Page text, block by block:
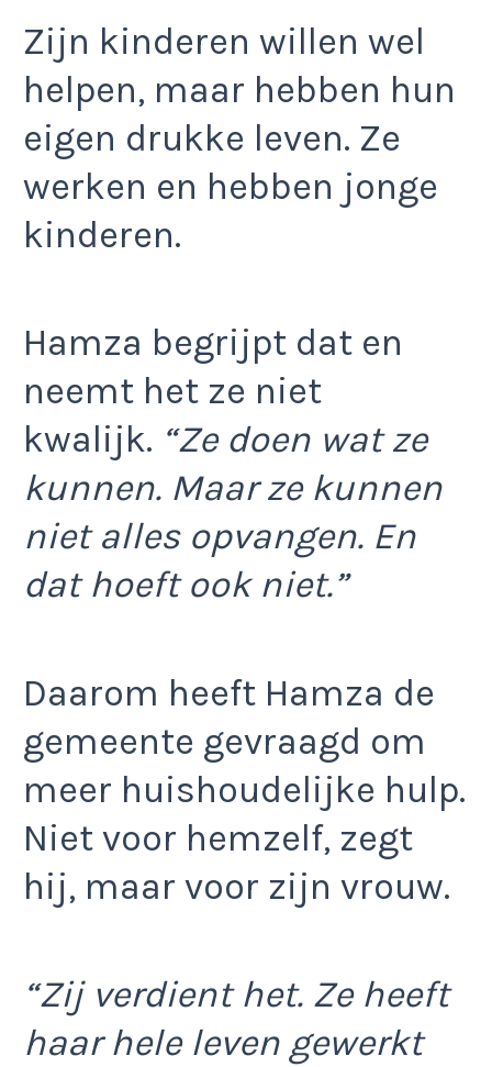
Zijn kinderen willen wel
helpen, maar hebben hun
eigen drukke leven. Ze
werken en hebben jonge
kinderen.
Hamza begrijpt dat en
neemt het ze niet
kwalijk. “Ze doen wat ze
kunnen. Maar ze kunnen
niet alles opvangen. En
dat hoeft ook niet.”
Daarom heeft Hamza de
gemeente gevraagd om
meer huishoudelijke hulp.
Niet voor hemzelf, zegt
hij, maar voor zijn vrouw.
“Zij verdient het. Ze heeft
haar hele leven gewerkt